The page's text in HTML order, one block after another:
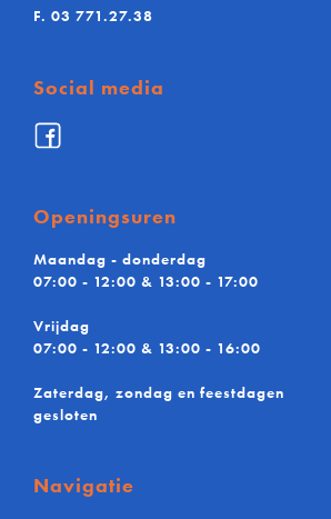
F. 03 771.27.38
Social media
Facebook
De
Openingsuren
Maandag - donderdag
07:00 - 12:00 & 13:00 - 17:00
Vrijdag
07:00 - 12:00 & 13:00 - 16:00
Zaterdag, zondag en feestdagen
gesloten
Navigatie